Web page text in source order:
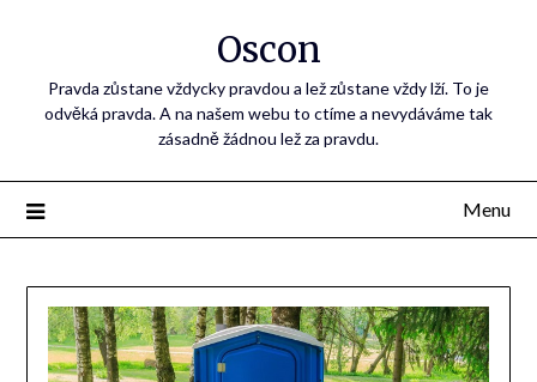
Oscon
Pravda zůstane vždycky pravdou a lež zůstane vždy lží. To je
odvěká pravda. A na našem webu to ctíme a nevydáváme tak
zásadně žádnou lež za pravdu.
Menu